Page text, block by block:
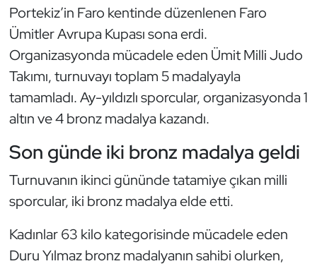
Portekiz’in Faro kentinde düzenlenen Faro
Ümitler Avrupa Kupası sona erdi.
Organizasyonda mücadele eden Ümit Milli Judo
Takımı, turnuvayı toplam 5 madalyayla
tamamladı. Ay-yıldızlı sporcular, organizasyonda 1
altın ve 4 bronz madalya kazandı.
Son günde iki bronz madalya geldi
Turnuvanın ikinci gününde tatamiye çıkan milli
sporcular, iki bronz madalya elde etti.
Kadınlar 63 kilo kategorisinde mücadele eden
Duru Yılmaz bronz madalyanın sahibi olurken,
Dövüş Sanatı
E-Spor
Eskrim
Genel
Golf